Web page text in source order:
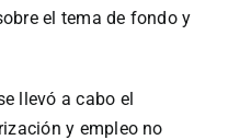
el tema de fondo y
llevó a cabo el
y empleo no